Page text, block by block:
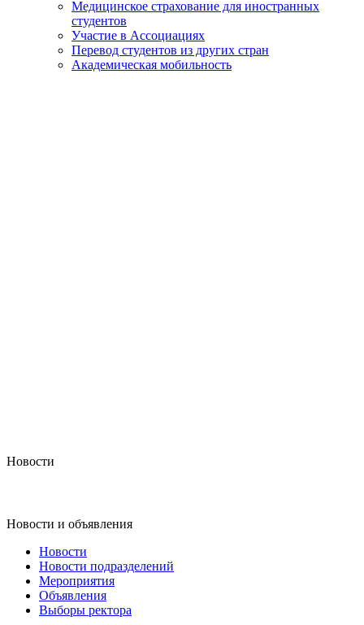
Медицинское страхование для иностранных
студентов
Участие в Ассоциациях
Перевод студентов из других стран
Академическая мобильность
Новости
Новости и объявления
Новости
Новости подразделений
Мероприятия
Объявления
Выборы ректора